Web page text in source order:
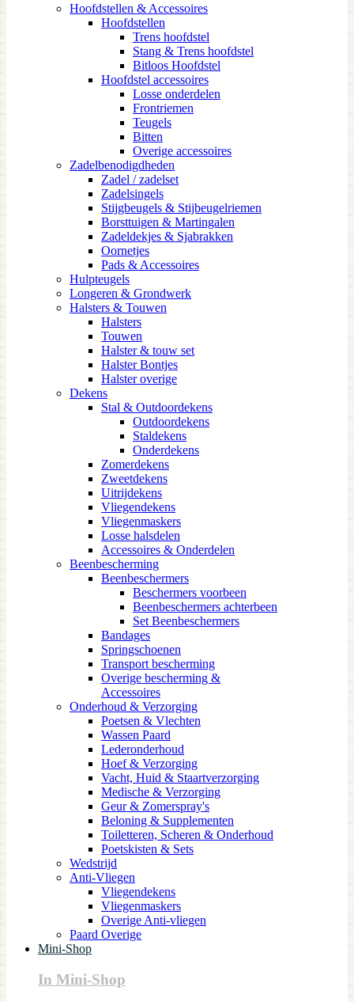
Hoofdstellen & Accessoires
Hoofdstellen
Trens hoofdstel
Stang & Trens hoofdstel
Bitloos Hoofdstel
Hoofdstel accessoires
Losse onderdelen
Frontriemen
Teugels
Bitten
Overige accessoires
Zadelbenodigdheden
Zadel / zadelset
Zadelsingels
Stijgbeugels & Stijbeugelriemen
Borsttuigen & Martingalen
Zadeldekjes & Sjabrakken
Oornetjes
Pads & Accessoires
Hulpteugels
Longeren & Grondwerk
Halsters & Touwen
Halsters
Touwen
Halster & touw set
Halster Bontjes
Halster overige
Dekens
Stal & Outdoordekens
Outdoordekens
Staldekens
Onderdekens
Zomerdekens
Zweetdekens
Uitrijdekens
Vliegendekens
Vliegenmaskers
Losse halsdelen
Accessoires & Onderdelen
Beenbescherming
Beenbeschermers
Beschermers voorbeen
Beenbeschermers achterbeen
Set Beenbeschermers
Bandages
Springschoenen
Transport bescherming
Overige bescherming &
Accessoires
Onderhoud & Verzorging
Poetsen & Vlechten
Wassen Paard
Lederonderhoud
Hoef & Verzorging
Vacht, Huid & Staartverzorging
Medische & Verzorging
Geur & Zomerspray's
Beloning & Supplementen
Toiletteren, Scheren & Onderhoud
Poetskisten & Sets
Wedstrijd
Anti-Vliegen
Vliegendekens
Vliegenmaskers
Overige Anti-vliegen
Paard Overige
Mini-Shop
In Mini-Shop